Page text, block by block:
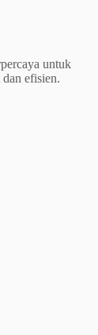
untuk
efisien.